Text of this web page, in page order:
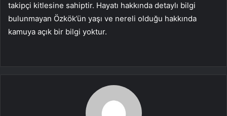
takipçi kitlesine sahiptir. Hayatı hakkında detaylı bilgi
bulunmayan Özkök’ün yaşı ve nereli olduğu hakkında
kamuya açık bir bilgi yoktur.